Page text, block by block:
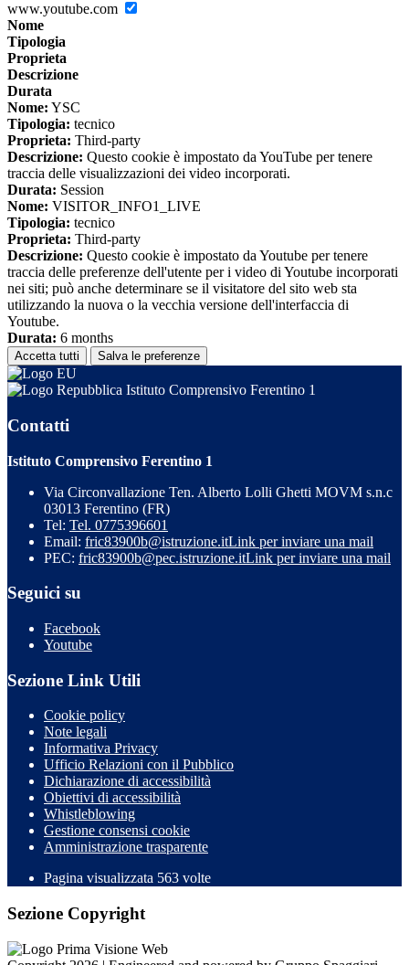
www.youtube.com
Nome
Tipologia
Proprieta
Descrizione
Durata
Nome: YSC
Tipologia: tecnico
Proprieta: Third-party
Descrizione: Questo cookie è impostato da YouTube per tenere
traccia delle visualizzazioni dei video incorporati.
Durata: Session
Nome: VISITOR_INFO1_LIVE
Tipologia: tecnico
Proprieta: Third-party
Descrizione: Questo cookie è impostato da Youtube per tenere
traccia delle preferenze dell'utente per i video di Youtube incorporati
nei siti; può anche determinare se il visitatore del sito web sta
utilizzando la nuova o la vecchia versione dell'interfaccia di
Youtube.
Durata: 6 months
Accetta tutti Salva le preferenze
Istituto Comprensivo Ferentino 1
Contatti
Istituto Comprensivo Ferentino 1
Via Circonvallazione Ten. Alberto Lolli Ghetti MOVM s.n.c
03013 Ferentino (FR)
Tel: Tel. 0775396601
Email: fric83900b@istruzione.itLink per inviare una mail
PEC: fric83900b@pec.istruzione.itLink per inviare una mail
Seguici su
Facebook
Youtube
Sezione Link Utili
Cookie policy
Note legali
Informativa Privacy
Ufficio Relazioni con il Pubblico
Dichiarazione di accessibilità
Obiettivi di accessibilità
Whistleblowing
Gestione consensi cookie
Amministrazione trasparente
Pagina visualizzata 563 volte
Sezione Copyright